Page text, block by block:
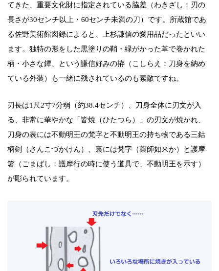
てきた、重要文化財に指定されている脇差（わきざし：刃の
長さが30センチ以上・60センチ未満の刀）です。所蔵館であ
る佐野美術館図録によると、上杉謙信の愛用品だったといい
ます。独特の形をした黒塗りの鞘・緑がかった革で巻かれた
柄・小さな鐔、という謙信好みの拵（こしらえ：刀身を納め
ている外装）も一緒に残されているのも素敵ですね。
刃長は1尺2寸7分弱（約38.4センチ）、刀身全体に刃文が入
る、非常に華やかな「皆焼（ひたつら）」の刃文が焼かれ、
刀身の表には不動明王の梵字と不動明王の持ち物である三鈷
柄剣（さんこづかけん）、裏には梵字（薬師如来か）と護摩
箸（ごまばし：護摩行の時に使う道具で、不動明王を示す）
が彫られています。